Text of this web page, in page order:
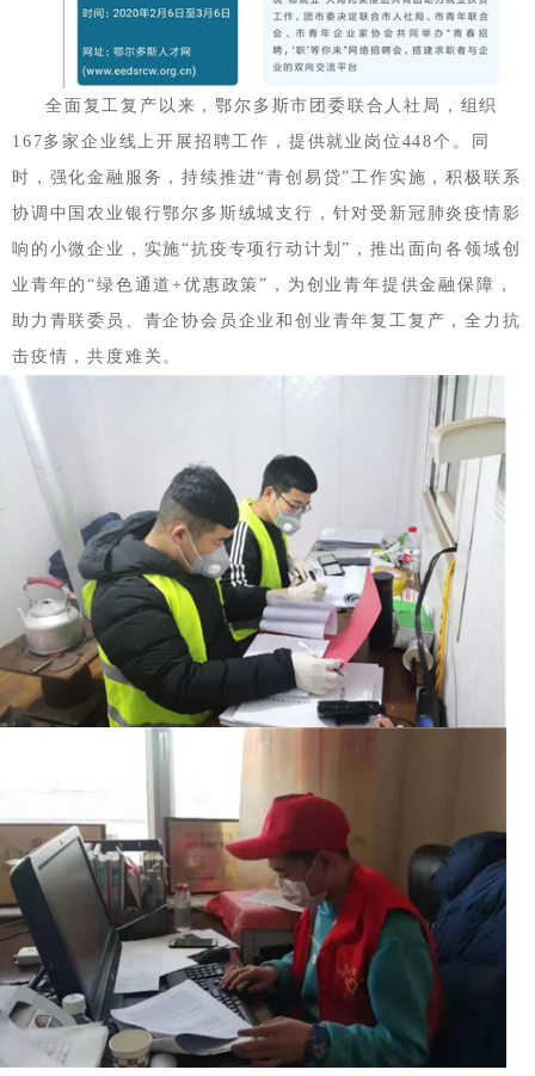
全面复工复产以来，鄂尔多斯市团委联合人社局，组织
167多家企业线上开展招聘工作，提供就业岗位448个。同
时，强化金融服务，持续推进“青创易贷”工作实施，积极联系
协调中国农业银行鄂尔多斯绒城支行，针对受新冠肺炎疫情影
响的小微企业，实施“抗疫专项行动计划”，推出面向各领域创
业青年的“绿色通道+优惠政策”，为创业青年提供金融保障，
助力青联委员、青企协会员企业和创业青年复工复产，全力抗
击疫情，共度难关。